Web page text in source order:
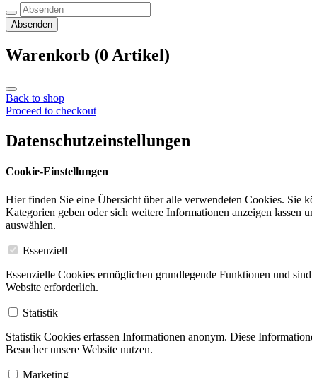
Absenden
Warenkorb (0 Artikel)
Back to shop
Proceed to checkout
Datenschutzeinstellungen
Cookie-Einstellungen
Hier finden Sie eine Übersicht über alle verwendeten Cookies. Sie
Kategorien geben oder sich weitere Informationen anzeigen lassen
auswählen.
Essenziell
Essenzielle Cookies ermöglichen grundlegende Funktionen und
Website erforderlich.
Statistik
Statistik Cookies erfassen Informationen anonym. Diese
Besucher unsere Website nutzen.
Marketing